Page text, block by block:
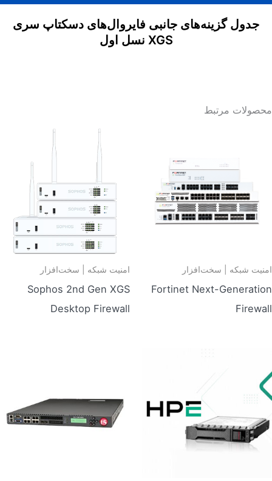
جدول گزینه‌های جانبی فایروال‌های دسکتاپ سری
XGS نسل اول
محصولات مرتبط
امنیت شبکه | سخت‌افزار
Fortinet Next-Generation
Firewall
امنیت شبکه | سخت‌افزار
Sophos 2nd Gen XGS
Desktop Firewall